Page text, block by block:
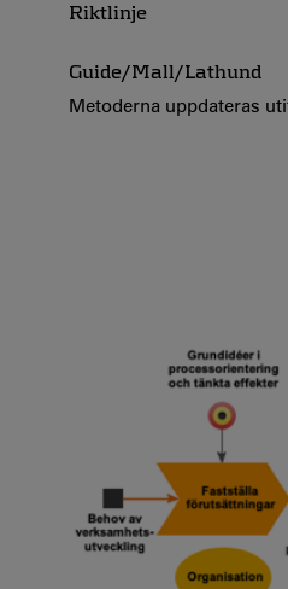
Riktlinje
Guide/Mall/Lathund
Metoderna uppdateras